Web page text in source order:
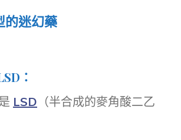
的迷幻藥
：
LSD （半合成的麥角酸二乙